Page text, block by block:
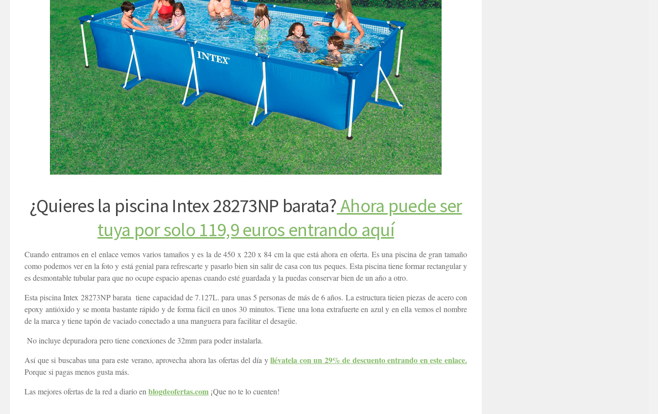
¿Quieres la piscina Intex 28273NP barata?Ahora puede ser
tuya por solo 119,9 euros entrando aquí
Cuando entramos en el enlace vemos varios tamaños y es la de 450 x 220 x 84 cm la que está ahora en oferta. Es una piscina de gran tamaño
como podemos ver en la foto y está genial para refrescarte y pasarlo bien sin salir de casa con tus peques. Esta piscina tiene formar rectangular y
es desmontable tubular para que no ocupe espacio apenas cuando esté guardada y la puedas conservar bien de un año a otro.
Esta piscina Intex 28273NP barata tiene capacidad de 7.127L. para unas 5 personas de más de 6 años. La estructura tieien piezas de acero con
epoxy antióxido y se monta bastante rápido y de forma fácil en unos 30 minutos. Tiene una lona extrafuerte en azul y en ella vemos el nombre
de la marca y tiene tapón de vaciado conectado a una manguera para facilitar el desagüe.
No incluye depuradora pero tiene conexiones de 32mm para poder instalarla.
Así que si buscabas una para este verano, aprovecha ahora las ofertas del día yllévatela con un 29% de descuento entrando en este enlace.
Porque si pagas menos gusta más.
Las mejores ofertas de la red a diario en blogdeofertas.com ¡Que no te lo cuenten!